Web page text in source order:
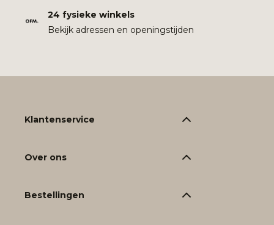
24 fysieke winkels
Bekijk adressen en openingstijden
Klantenservice
Over ons
Bestellingen